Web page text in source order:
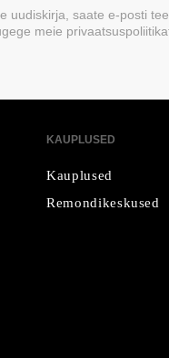
uudiskirja, saate e-posti
meie
KAUPLUSED
Kauplused
Remondikeskused